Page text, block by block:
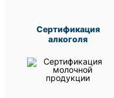
Сертификация
алкоголя